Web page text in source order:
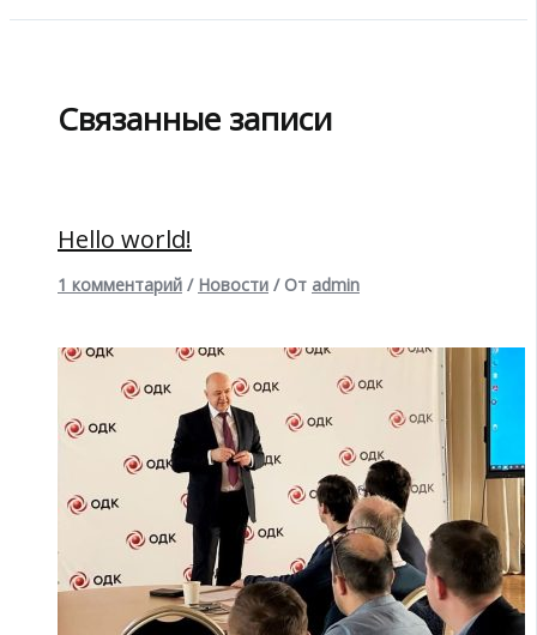
Связанные записи
Hello world!
1 комментарий / Новости / От admin